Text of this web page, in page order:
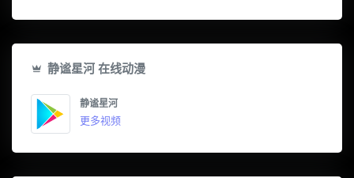
静谧星河 在线动漫
静谧星河
更多视频